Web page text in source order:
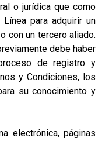
o jurídica que como
para adquirir un
con un tercero aliado.
debe haber
de registro y
y Condiciones, los
su conocimiento y
electrónica, páginas